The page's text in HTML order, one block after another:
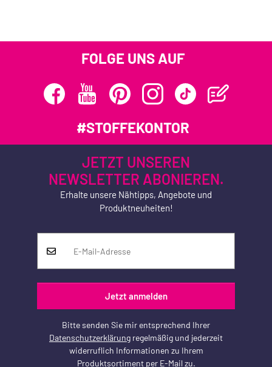
FOLGE UNS AUF
#STOFFEKONTOR
JETZT UNSEREN
NEWSLETTER ABONIEREN.
Erhalte unsere Nähtipps, Angebote und
Produktneuheiten!
Jetzt anmelden
Bitte senden Sie mir entsprechend Ihrer
Datenschutzerklärung regelmäßig und jederzeit
widerruflich Informationen zu Ihrem
Produktsortiment per E-Mail zu.